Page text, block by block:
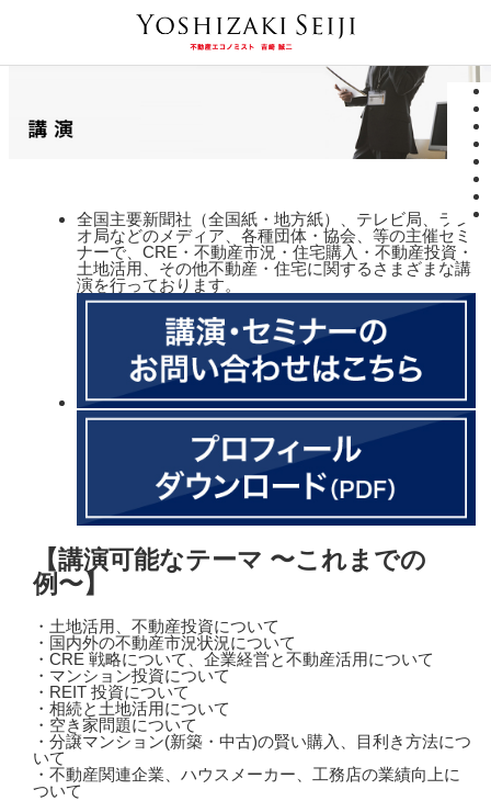
全国主要新聞社（全国紙・地方紙）、テレビ局、ラジ
オ局などのメディア、各種団体・協会、等の主催セミ
ナーで、CRE・不動産市況・住宅購入・不動産投資・
土地活用、その他不動産・住宅に関するさまざまな講
演を行っております。
【講演可能なテーマ 〜これまでの
例〜】
・土地活用、不動産投資について
・国内外の不動産市況状況について
・CRE 戦略について、企業経営と不動産活用について
・マンション投資について
・REIT 投資について
・相続と土地活用について
・空き家問題について
・分譲マンション(新築・中古)の賢い購入、目利き方法につ
いて
・不動産関連企業、ハウスメーカー、工務店の業績向上に
ついて